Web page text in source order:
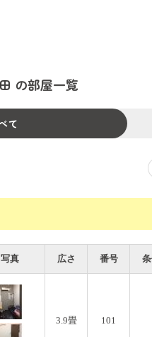
の部屋一覧
て
写真 広さ 番号
3.9畳 101